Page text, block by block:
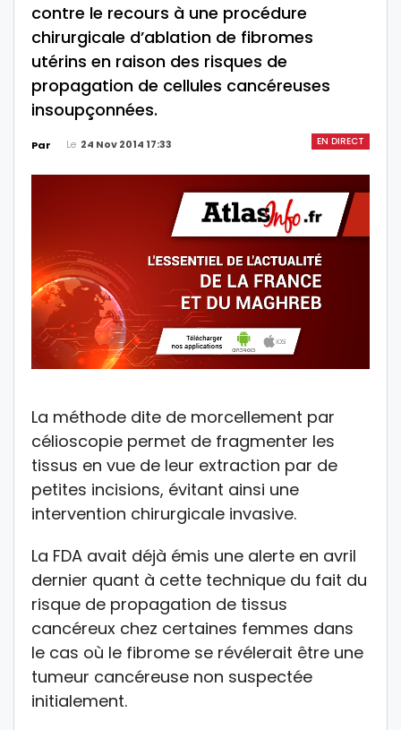
contre le recours à une procédure
chirurgicale d’ablation de fibromes
utérins en raison des risques de
propagation de cellules cancéreuses
insoupçonnées.
EN DIRECT
Par Le 24 Nov 2014 17:33
La méthode dite de morcellement par
célioscopie permet de fragmenter les
tissus en vue de leur extraction par de
petites incisions, évitant ainsi une
intervention chirurgicale invasive.
La FDA avait déjà émis une alerte en avril
dernier quant à cette technique du fait du
risque de propagation de tissus
cancéreux chez certaines femmes dans
le cas où le fibrome se révélerait être une
tumeur cancéreuse non suspectée
initialement.